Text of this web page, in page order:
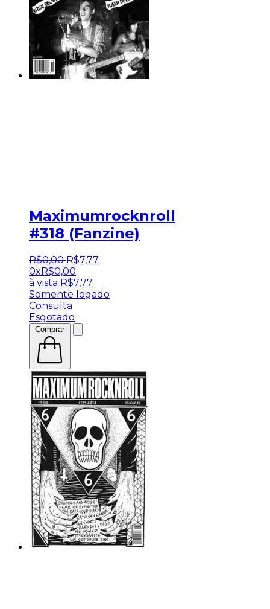
Maximumrocknroll
#318 (Fanzine)
R$0,00 R$7,77
0xR$0,00
à vista R$7,77
Somente logado
Consulta
Esgotado
Comprar